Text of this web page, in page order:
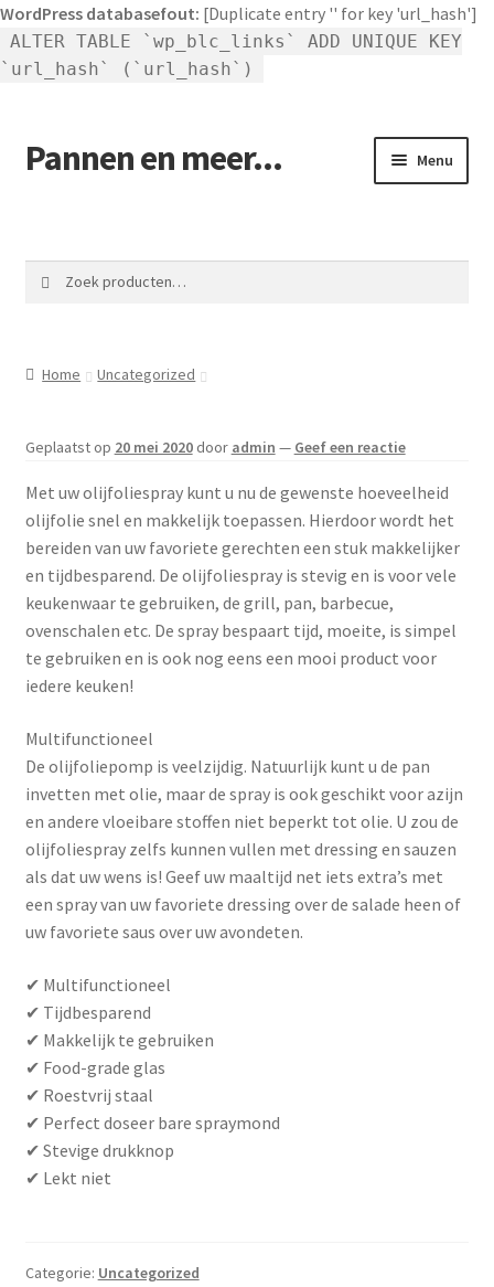
WordPress databasefout: [Duplicate entry '' for key 'url_hash']
ALTER TABLE `wp_blc_links` ADD UNIQUE KEY
`url_hash` (`url_hash`)
Ga
door
Ga
naar
Pannen en meer... Menu
Winkelmand
Mijn account
Contact
Home Uncategorized
Geplaatst op 20 mei 2020 door admin — Geef een reactie
Met uw olijfoliespray kunt u nu de gewenste hoeveelheid
olijfolie snel en makkelijk toepassen. Hierdoor wordt het
bereiden van uw favoriete gerechten een stuk makkelijker
en tijdbesparend. De olijfoliespray is stevig en is voor vele
keukenwaar te gebruiken, de grill, pan, barbecue,
ovenschalen etc. De spray bespaart tijd, moeite, is simpel
te gebruiken en is ook nog eens een mooi product voor
iedere keuken!
Multifunctioneel
De olijfoliepomp is veelzijdig. Natuurlijk kunt u de pan
invetten met olie, maar de spray is ook geschikt voor azijn
en andere vloeibare stoffen niet beperkt tot olie. U zou de
olijfoliespray zelfs kunnen vullen met dressing en sauzen
als dat uw wens is! Geef uw maaltijd net iets extra’s met
een spray van uw favoriete dressing over de salade heen of
uw favoriete saus over uw avondeten.
✔ Multifunctioneel
✔ Tijdbesparend
✔ Makkelijk te gebruiken
✔ Food-grade glas
✔ Roestvrij staal
✔ Perfect doseer bare spraymond
✔ Stevige drukknop
✔ Lekt niet
Categorie: Uncategorized